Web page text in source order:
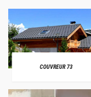
COUVREUR 73